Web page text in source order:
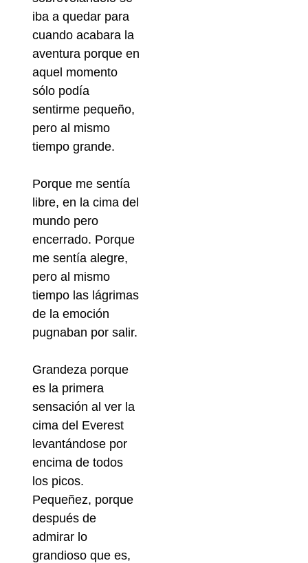
iba a quedar para
cuando acabara la
aventura porque en
aquel momento
sólo podía
sentirme pequeño,
pero al mismo
tiempo grande.
Porque me sentía
libre, en la cima del
mundo pero
encerrado. Porque
me sentía alegre,
pero al mismo
tiempo las lágrimas
de la emoción
pugnaban por salir.
Grandeza porque
es la primera
sensación al ver la
cima del Everest
levantándose por
encima de todos
los picos.
Pequeñez, porque
después de
admirar lo
grandioso que es,